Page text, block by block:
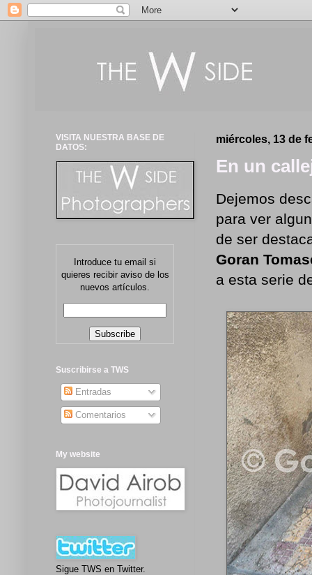
miércoles, 13 de
En un
Dejemos
para ver
de ser
Goran
a esta serie
VISITA NUESTRA BASE DE
DATOS:
Introduce tu email si
quieres recibir aviso de los
nuevos artículos.
Suscribirse a TWS
Entradas
Comentarios
My website
Sigue TWS en Twitter.